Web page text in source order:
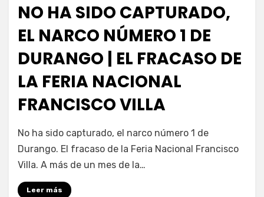
NO HA SIDO CAPTURADO,
EL NARCO NÚMERO 1 DE
DURANGO | EL FRACASO DE
LA FERIA NACIONAL
FRANCISCO VILLA
por Fernando Miranda Servín
No ha sido capturado, el narco número 1 de
Durango. El fracaso de la Feria Nacional Francisco
Villa. A más de un mes de la…
Leer más